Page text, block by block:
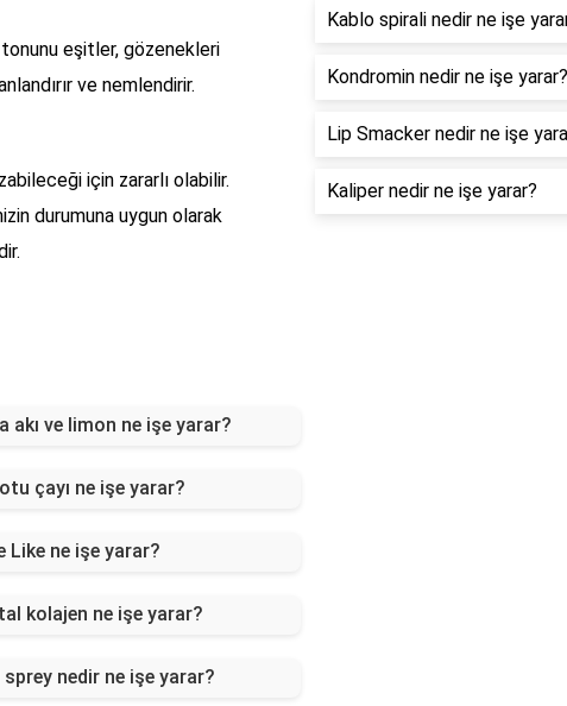
eşitler, gözenekleri
ve nemlendirir.
için zararlı olabilir.
durumuna uygun olarak
akı ve limon ne işe yarar?
çayı ne işe yarar?
Like ne işe yarar?
kolajen ne işe yarar?
sprey nedir ne işe yarar?
Kablo spirali nedir ne işe
Kondromin nedir ne işe yarar?
Lip Smacker nedir ne işe
Kaliper nedir ne işe yarar?